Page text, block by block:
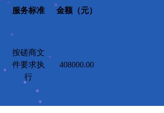
服务标准 金额（元）
按磋商文
件要求执
行
408000.00